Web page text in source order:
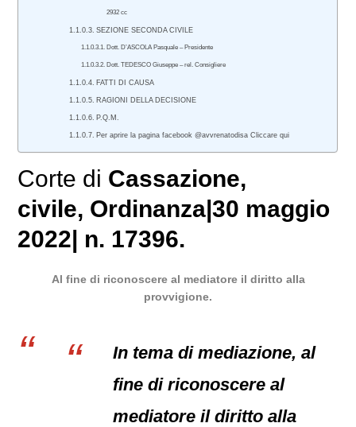
2932 cc
SEZIONE SECONDA CIVILE
Dott. D’ASCOLA Pasquale – Presidente
Dott. TEDESCO Giuseppe – rel. Consigliere
FATTI DI CAUSA
RAGIONI DELLA DECISIONE
P.Q.M.
Per aprire la pagina facebook @avvrenatodisa Cliccare qui
Corte di Cassazione,
civile, Ordinanza|30 maggio
2022| n. 17396.
Al fine di riconoscere al mediatore il diritto alla
provvigione.
In tema di mediazione, al
fine di riconoscere al
mediatore il diritto alla